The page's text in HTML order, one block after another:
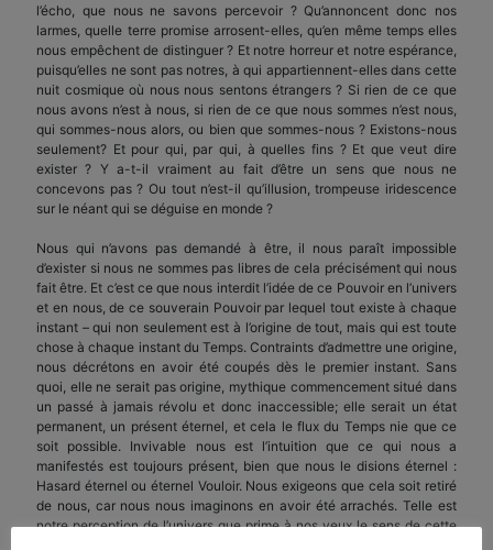
l’écho, que nous ne savons percevoir ? Qu’annoncent donc nos
larmes, quelle terre promise arrosent-elles, qu’en même temps elles
nous empêchent de distinguer ? Et notre horreur et notre espérance,
puisqu’elles ne sont pas notres, à qui appartiennent-elles dans cette
nuit cos­mique où nous nous sentons étrangers ? Si rien de ce que
nous avons n’est à nous, si rien de ce que nous sommes n’est nous,
qui sommes-nous alors, ou bien que sommes-nous ? Existons-nous
seulement? Et pour qui, par qui, à quelles fins ? Et que veut dire
exister ? Y a-t-il vraiment au fait d’être un sens que nous ne
concevons pas ? Ou tout n’est-il qu’il­lusion, trompeuse iridescence
sur le néant qui se déguise en monde ?
Nous qui n’avons pas demandé à être, il nous paraît impossible
d’exister si nous ne sommes pas libres de cela précisément qui nous
fait être. Et c’est ce que nous interdit l’idée de ce Pouvoir en l’univers
et en nous, de ce souverain Pouvoir par lequel tout existe à chaque
instant – qui non seule­ment est à l’origine de tout, mais qui est toute
chose à chaque instant du Temps. Contraints d’admettre une origine,
nous décrétons en avoir été coupés dès le premier instant. Sans
quoi, elle ne serait pas ori­gine, mythique commencement situé dans
un passé à jamais révolu et donc inaccessible; elle serait un état
permanent, un présent éternel, et cela le flux du Temps nie que ce
soit possible. Invivable nous est l’intuition que ce qui nous a
manifestés est toujours présent, bien que nous le disions éternel :
Hasard éternel ou éternel Vouloir. Nous exigeons que cela soit retiré
de nous, car nous nous imaginons en avoir été arrachés. Telle est
notre perception de l’univers que prime à nos yeux le sens de cette